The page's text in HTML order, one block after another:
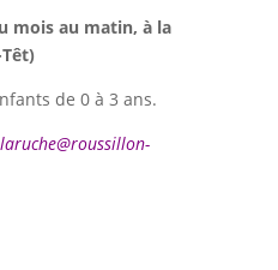
mois au matin, à la
de 0 à 3 ans.